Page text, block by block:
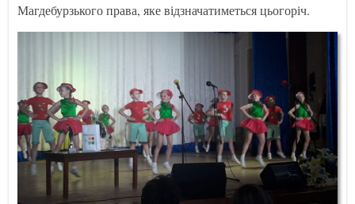
Магдебурзького права, яке відзначатиметься цьогоріч.